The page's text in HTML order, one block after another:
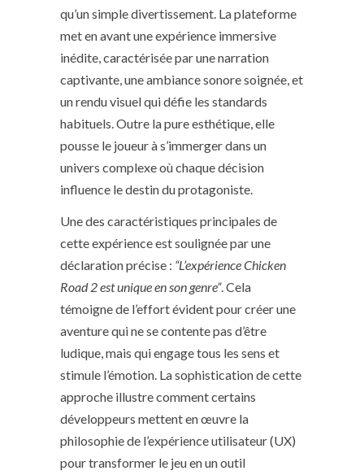
qu’un simple divertissement. La plateforme
met en avant une expérience immersive
inédite, caractérisée par une narration
captivante, une ambiance sonore soignée, et
un rendu visuel qui défie les standards
habituels. Outre la pure esthétique, elle
pousse le joueur à s’immerger dans un
univers complexe où chaque décision
influence le destin du protagoniste.
Une des caractéristiques principales de
cette expérience est soulignée par une
déclaration précise : “L’expérience Chicken
Road 2 est unique en son genre”. Cela
témoigne de l’effort évident pour créer une
aventure qui ne se contente pas d’être
ludique, mais qui engage tous les sens et
stimule l’émotion. La sophistication de cette
approche illustre comment certains
développeurs mettent en œuvre la
philosophie de l’expérience utilisateur (UX)
pour transformer le jeu en un outil